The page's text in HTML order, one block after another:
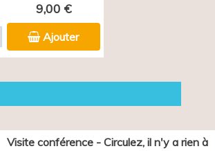
9,00 €
Ajouter
Visite conférence - Circulez, il n'y a rien à